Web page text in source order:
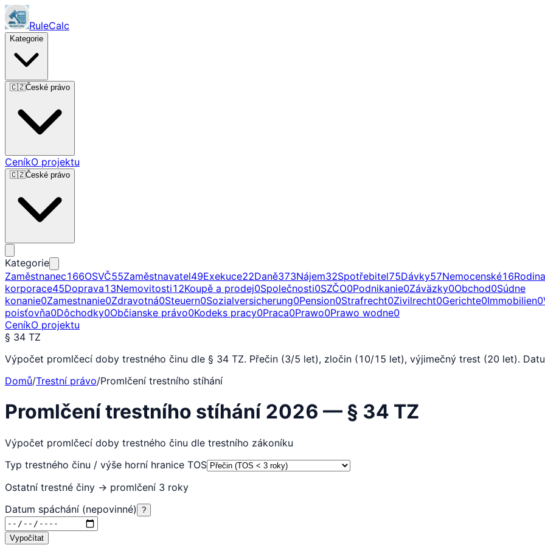
RuleCalc
Kategorie
🇨🇿České právo
CeníkO projektu
🇨🇿České právo
Kategorie
Zaměstnanec166OSVČ55Zaměstnavatel49Exekuce22Daně373Nájem32Spotřebitel75Dávky57Nemocenské16Rodina
korporace45Doprava13Nemovitosti12Koupě a prodej0Společnosti0SZČO0Podnikanie0Záväzky0Obchod0Súdne
konanie0Zamestnanie0Zdravotná0Steuern0Sozialversicherung0Pension0Strafrecht0Zivilrecht0Gerichte0Immobilien0
poisťovňa0Dôchodky0Občianske právo0Kodeks pracy0Praca0Prawo0Prawo wodne0
CeníkO projektu
§ 34 TZ
Výpočet promlčecí doby trestného činu dle § 34 TZ. Přečin (3/5 let), zločin (10/15 let), výjimečný trest (20 let).
Domů/Trestní právo/Promlčení trestního stíhání
Promlčení trestního stíhání 2026 — § 34 TZ
Výpočet promlčecí doby trestného činu dle trestního zákoníku
Typ trestného činu / výše horní hranice TOS
Ostatní trestné činy → promlčení 3 roky
Datum spáchání (nepovinné)
?
Vypočítat